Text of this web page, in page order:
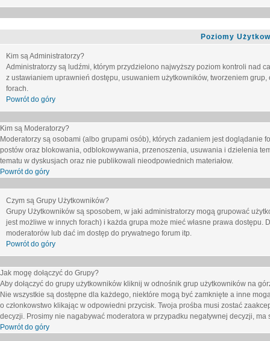
Poziomy
Kim są Administratorzy?
Administratorzy są ludźmi, którym przydzielono najwyższy poziom kontroli nad
z ustawianiem uprawnień dostępu, usuwaniem użytkowników, tworzeniem
forach.
Powrót do góry
Kim są Moderatorzy?
Moderatorzy są osobami (albo grupami osób), których zadaniem jest
postów oraz blokowania, odblokowywania, przenoszenia, usuwania i dzielenia
tematu w dyskusjach oraz nie publikowali nieodpowiednich materiałow.
Powrót do góry
Czym są Grupy Użytkowników?
Grupy Użytkowników są sposobem, w jaki administratorzy mogą grupować
jest możliwe w innych forach) i każda grupa może mieć własne prawa
moderatorów lub dać im dostęp do prywatnego forum itp.
Powrót do góry
Jak mogę dołączyć do Grupy?
Aby dołączyć do grupy użytkowników kliknij w odnośnik grup użytkowników na
Nie wszystkie są dostępne dla każdego, niektóre mogą być zamknięte a inne
o członkowstwo klikając w odpowiedni przycisk. Twoja prośba musi zostać
decyzji. Prosimy nie nagabywać moderatora w przypadku negatywnej decyzji, ma
Powrót do góry